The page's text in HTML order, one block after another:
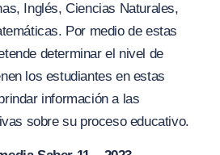
Inglés, Ciencias Naturales,
Por medio de estas
determinar el nivel de
los estudiantes en estas
información a las
sobre su proceso educativo.